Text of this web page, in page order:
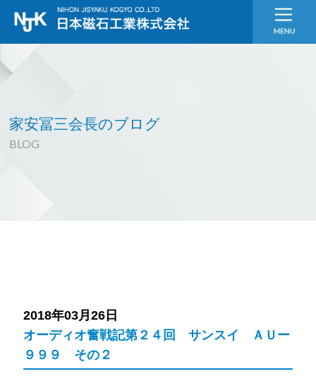
家安冨三会長のブログ
BLOG
2018年03月26日
オーディオ奮戦記第２４回 サンスイ ＡＵー
９９９ その２